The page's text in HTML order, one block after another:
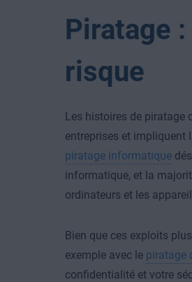
Piratage
risque
Les histoires de piratage
entreprises et impliquent
piratage informatique
informatique, et la
ordinateurs et les
Bien que ces exploits
exemple avec le piratage
confidentialité et votre